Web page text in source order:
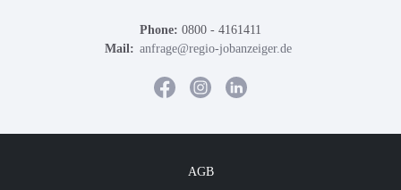
Phone: 0800 - 4161411
Mail: anfrage@regio-jobanzeiger.de
AGB